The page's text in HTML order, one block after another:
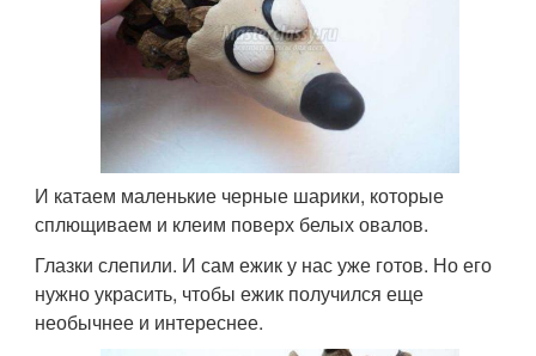
И катаем маленькие черные шарики, которые
сплющиваем и клеим поверх белых овалов.
Глазки слепили. И сам ежик у нас уже готов. Но его
нужно украсить, чтобы ежик получился еще
необычнее и интереснее.